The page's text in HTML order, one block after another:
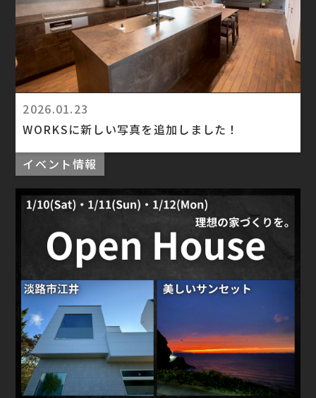
2026.01.23
WORKSに新しい写真を追加しました！
イベント情報